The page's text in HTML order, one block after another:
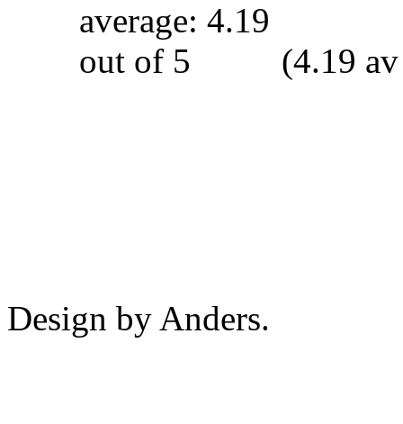
(4.19
Design by Anders.